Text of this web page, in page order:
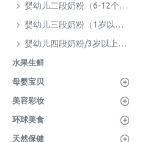
婴幼儿二段奶粉（6-12个月）
婴幼儿三段奶粉（1岁以上）
婴幼儿四段奶粉/3岁以上儿童成长奶粉
水果生鲜
母婴宝贝
美容彩妆
环球美食
天然保健